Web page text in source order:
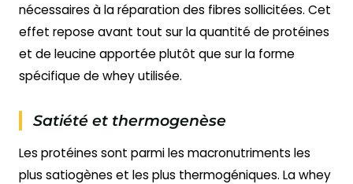
nécessaires à la réparation des fibres sollicitées. Cet
effet repose avant tout sur la quantité de protéines
et de leucine apportée plutôt que sur la forme
spécifique de whey utilisée.
Satiété et thermogenèse
Les protéines sont parmi les macronutriments les
plus satiogènes et les plus thermogéniques. La whey